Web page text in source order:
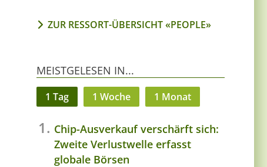
ZUR RESSORT-ÜBERSICHT «PEOPLE»
MEISTGELESEN IN...
1 Tag 1 Woche 1 Monat
Chip-Ausverkauf verschärft sich:
Zweite Verlustwelle erfasst
globale Börsen